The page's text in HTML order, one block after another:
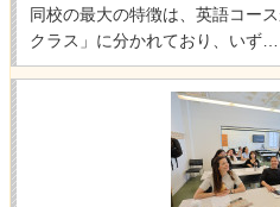
同校の最大の特徴は、英語コー
クラス」に分かれており、いず…